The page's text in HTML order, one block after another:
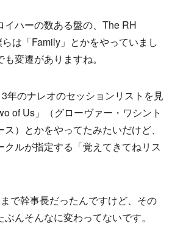
イハーの数ある盤の、The RH
は「Family」とかをやっていまし
変遷がありますね。
年のナレオのセッションリストを見
of Us」（グローヴァー・ワシント
）とかをやってたみたいだけど、
ルが指定する「覚えてきてねリス
で幹事長だったんですけど、その
んそんなに変わってないです。